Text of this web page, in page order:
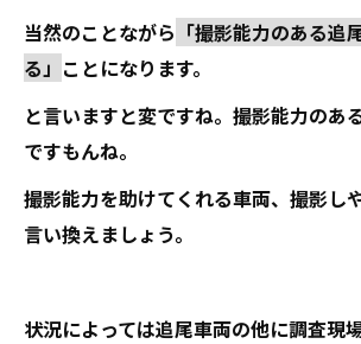
当然のことながら 「撮影能力のある追
る」 ことになります。
と言いますと変ですね。撮影能力のあ
ですもんね。
撮影能力を助けてくれる車両、撮影し
言い換えましょう。
状況によっては追尾車両の他に調査現